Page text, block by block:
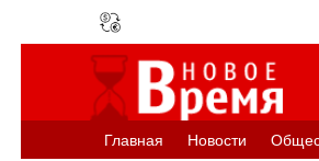
Главная Новости